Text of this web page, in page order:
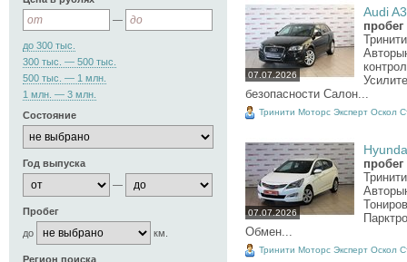
—
до 300 тыс.
300 тыс. — 500 тыс.
500 тыс. — 1 млн.
1 млн. — 3 млн.
Состояние
Год выпуска
—
Пробег
до
км.
Регион поиска
07.07.2026
Audi
безопасности Салон...
Тринити Моторс Эксперт Оскол
07.07.2026
Обмен...
Тринити Моторс Эксперт Оскол